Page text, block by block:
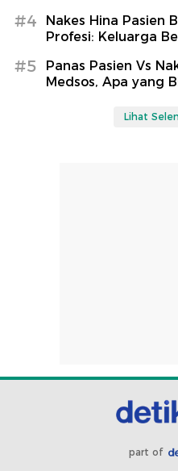
#4
Nakes Hina Pasien
Profesi: Keluarga
#5
Panas Pasien Vs
Medsos, Apa yang
Lihat
part of